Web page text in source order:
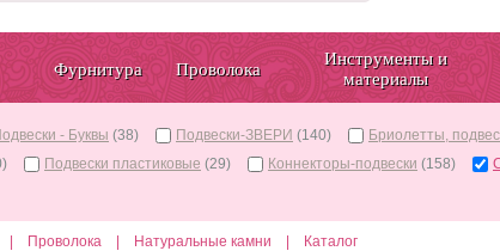
Фурнитура Проволока
Инструменты и
материалы
- Буквы (38) Подвески-ЗВЕРИ (140) Бриолетты,
Подвески пластиковые (29) Коннекторы-подвески (158)
Проволока Натуральные камни Каталог